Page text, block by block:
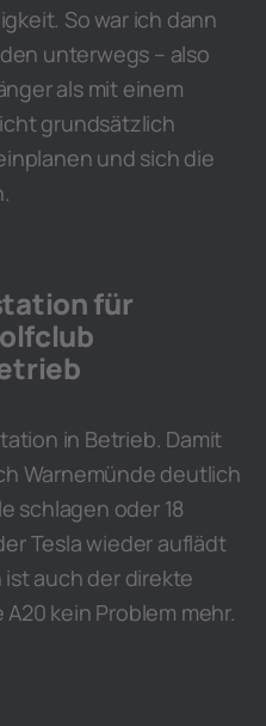
So war ich dann
unterwegs – also
als mit einem
grundsätzlich
und sich die
für
in Betrieb. Damit
Warnemünde deutlich
schlagen oder 18
Tesla wieder auflädt
ist auch der direkte
kein Problem mehr.